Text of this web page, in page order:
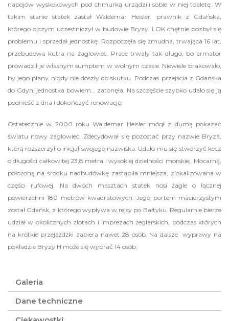
napojów wyskokowych pod chmurką urządzili sobie w niej toaletę. W
takim stanie statek zastał Waldemar Heisler, prawnik z Gdańska,
którego ojczym uczestniczył w budowie Bryzy. LOK chętnie pozbył się
problemu i sprzedał jednostkę. Rozpoczęła się żmudna, trwająca 16 lat,
przebudowa kutra na żaglowiec. Prace trwały tak długo, bo armator
prowadził je własnym sumptem w wolnym czasie. Niewiele brakowało,
by jego plany nigdy nie doszły do skutku. Podczas przejścia z Gdańska
do Gdyni jednostka bowiem… zatonęła. Na szczęście szybko udało się ją
podnieść z dna i dokończyć renowację.
Ostatecznie w 2000 roku Waldemar Heisler mógł z dumą pokazać
światu nowy żaglowiec. Zdecydował się pozostać przy nazwie Bryza,
którą rozszerzył o inicjał swojego nazwiska. Udało mu się stworzyć kecz
o długości całkowitej 23,8 metra i wysokiej dzielności morskiej. Mocarną,
położoną na środku nadbudówkę zastąpiła mniejsza, zlokalizowana w
części rufowej. Na dwóch masztach statek nosi żagle o łącznej
powierzchni 180 metrów kwadratowych. Jego portem macierzystym
został Gdańsk, z którego wypływa w rejsy po Bałtyku. Regularnie bierze
udział w okolicznych zlotach i imprezach żeglarskich, podczas których
na krótkie przejażdżki zabiera nawet 28 osób. Na dalsze wyprawy na
pokładzie Bryzy H może się wybrać 14 osób.
Galeria
Dane techniczne